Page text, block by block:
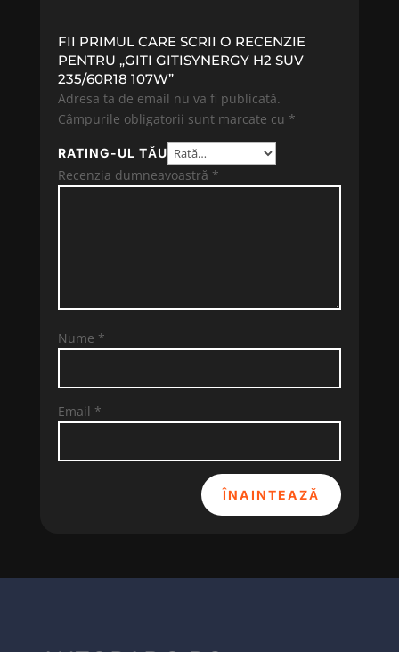
FII PRIMUL CARE SCRII O RECENZIE
PENTRU „GITI GITISYNERGY H2 SUV
235/60R18 107W”
Adresa ta de email nu va fi publicată.
Câmpurile obligatorii sunt marcate cu *
RATING-UL TĂU
Recenzia dumneavoastră *
Nume *
Email *
ÎNAINTEAZĂ